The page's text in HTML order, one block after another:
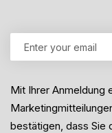
Mit Ihrer Anmeldung
bestätigen, dass Sie